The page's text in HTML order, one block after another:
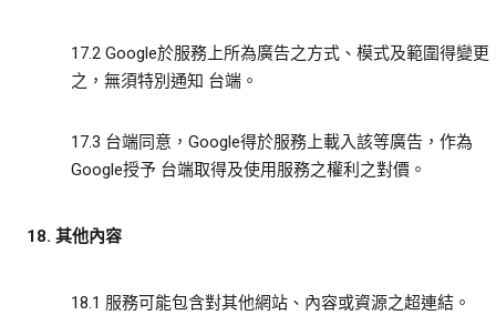
17.2 Google於服務上所為廣告之方式、模式及範圍得變更
之，無須特別通知 台端。
17.3 台端同意，Google得於服務上載入該等廣告，作為
Google授予 台端取得及使用服務之權利之對價。
18. 其他內容
18.1 服務可能包含對其他網站、內容或資源之超連結。